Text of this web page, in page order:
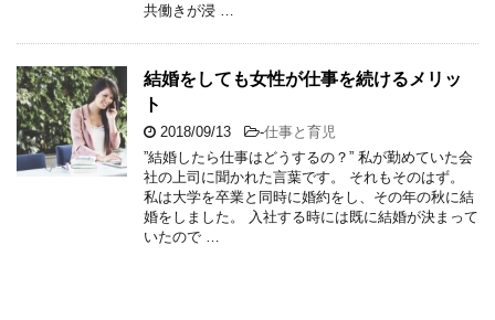
共働きが浸 …
結婚をしても女性が仕事を続けるメリッ
ト
2018/09/13 -仕事と育児
”結婚したら仕事はどうするの？” 私が勤めていた会
社の上司に聞かれた言葉です。 それもそのはず。
私は大学を卒業と同時に婚約をし、その年の秋に結
婚をしました。 入社する時には既に結婚が決まって
いたので …